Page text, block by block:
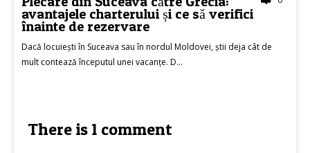
avantajele charterului și ce să verifici
înainte de rezervare
Dacă locuiești în Suceava sau în nordul Moldovei, știi deja cât de
mult contează începutul unei vacanțe. D...
There is 1 comment